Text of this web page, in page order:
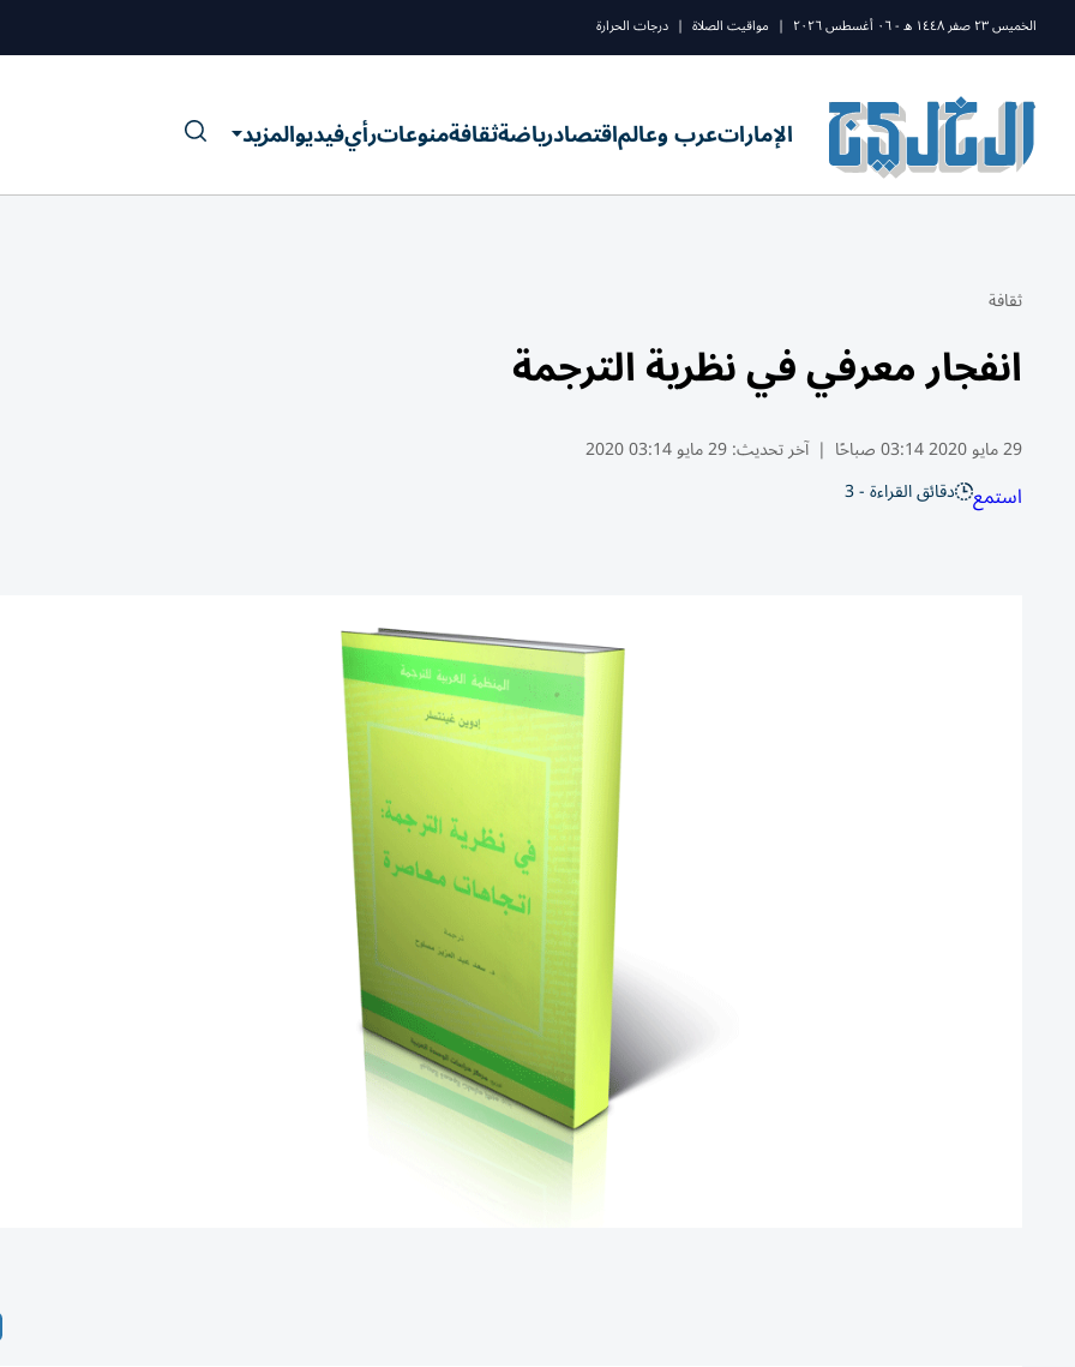
الخميس ٢٣ صفر ١٤٤٨ ه - ٠٦ أغسطس ٢٠٢٦ | مواقيت الصلاة | درجات الحرارة
الإماراتعرب وعالماقتصادرياضةثقافةمنوعاترأيفيديوالمزيد
ثقافة
انفجار معرفي في نظرية الترجمة
29 مايو 2020 03:14 صباحًا | آخر تحديث:29 مايو 03:14 2020
استمع دقائق القراءة - 3